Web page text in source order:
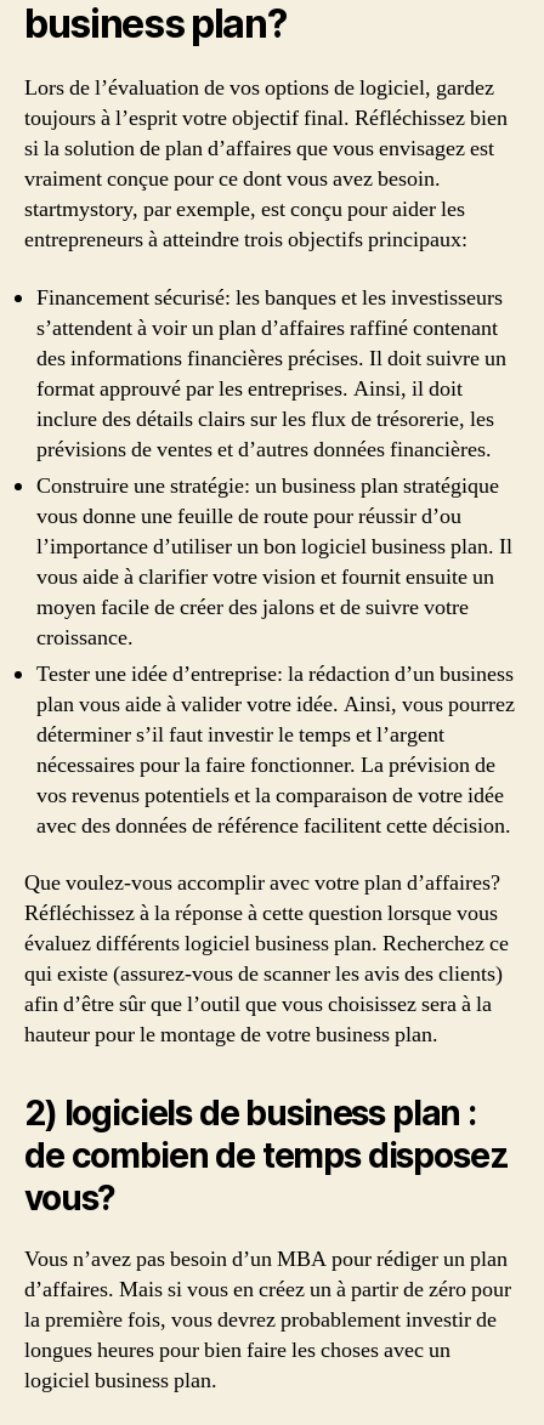
business plan?
Lors de l’évaluation de vos options de logiciel, gardez
toujours à l’esprit votre objectif final. Réfléchissez bien
si la solution de plan d’affaires que vous envisagez est
vraiment conçue pour ce dont vous avez besoin.
startmystory, par exemple, est conçu pour aider les
entrepreneurs à atteindre trois objectifs principaux:
Financement sécurisé: les banques et les investisseurs
s’attendent à voir un plan d’affaires raffiné contenant
des informations financières précises. Il doit suivre un
format approuvé par les entreprises. Ainsi, il doit
inclure des détails clairs sur les flux de trésorerie, les
prévisions de ventes et d’autres données financières.
Construire une stratégie: un business plan stratégique
vous donne une feuille de route pour réussir d’ou
l’importance d’utiliser un bon logiciel business plan. Il
vous aide à clarifier votre vision et fournit ensuite un
moyen facile de créer des jalons et de suivre votre
croissance.
Tester une idée d’entreprise: la rédaction d’un business
plan vous aide à valider votre idée. Ainsi, vous pourrez
déterminer s’il faut investir le temps et l’argent
nécessaires pour la faire fonctionner. La prévision de
vos revenus potentiels et la comparaison de votre idée
avec des données de référence facilitent cette décision.
Que voulez-vous accomplir avec votre plan d’affaires?
Réfléchissez à la réponse à cette question lorsque vous
évaluez différents logiciel business plan. Recherchez ce
qui existe (assurez-vous de scanner les avis des clients)
afin d’être sûr que l’outil que vous choisissez sera à la
hauteur pour le montage de votre business plan.
2) logiciels de business plan :
de combien de temps disposez
vous?
Vous n’avez pas besoin d’un MBA pour rédiger un plan
d’affaires. Mais si vous en créez un à partir de zéro pour
la première fois, vous devrez probablement investir de
longues heures pour bien faire les choses avec un
logiciel business plan.